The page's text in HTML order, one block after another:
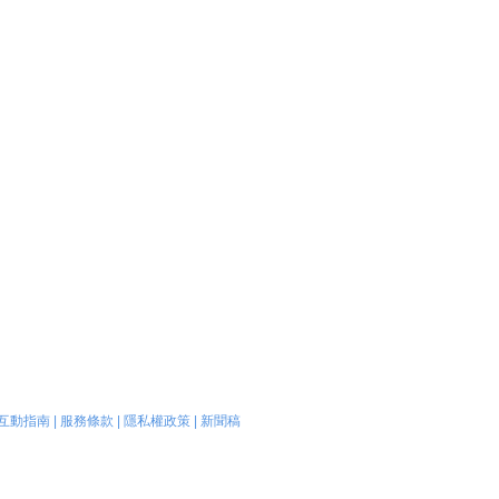
動指南| 服務條款 隱私權政策| 新聞稿